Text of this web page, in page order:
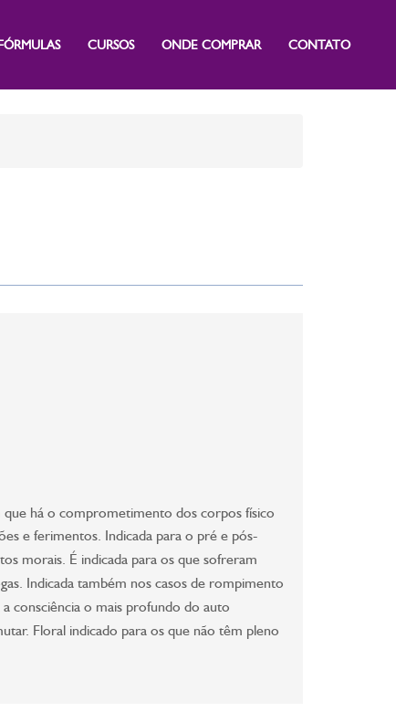
CURSOS ONDE COMPRAR CONTATO
que há o comprometimento dos corpos físico
e ferimentos. Indicada para o pré e pós-
morais. É indicada para os que sofreram
Indicada também nos casos de rompimento
consciência o mais profundo do auto
Floral indicado para os que não têm pleno